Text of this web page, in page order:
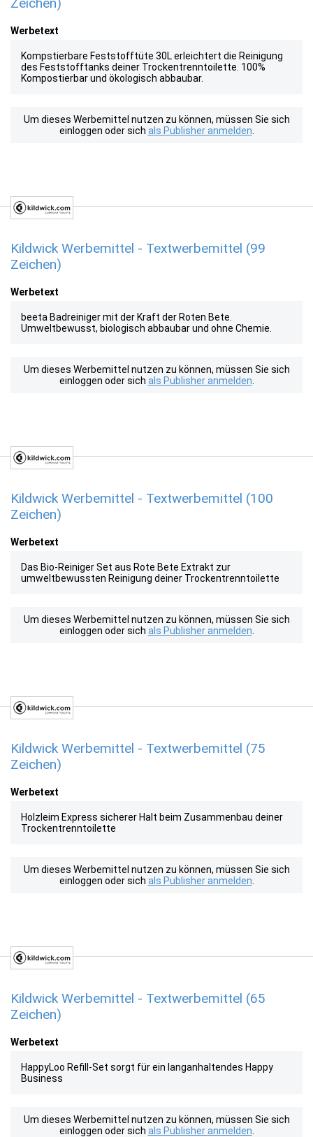
Werbetext
Kompstierbare Feststofftüte 30L erleichtert die Reinigung
des Feststofftanks deiner Trockentrenntoilette. 100%
Kompostierbar und ökologisch abbaubar.
Um dieses Werbemittel nutzen zu können, müssen Sie sich
einloggen oder sich als Publisher anmelden
Kildwick Werbemittel - Textwerbemittel (99
Zeichen)
Werbetext
beeta Badreiniger mit der Kraft der Roten Bete.
Umweltbewusst, biologisch abbaubar und ohne Chemie.
Um dieses Werbemittel nutzen zu können, müssen Sie sich
einloggen oder sich als Publisher anmelden
Kildwick Werbemittel - Textwerbemittel (100
Zeichen)
Werbetext
Das Bio-Reiniger Set aus Rote Bete Extrakt zur
umweltbewussten Reinigung deiner Trockentrenntoilette
Um dieses Werbemittel nutzen zu können, müssen Sie sich
einloggen oder sich als Publisher anmelden
Kildwick Werbemittel - Textwerbemittel (75
Zeichen)
Werbetext
Holzleim Express sicherer Halt beim Zusammenbau deiner
Trockentrenntoilette
Um dieses Werbemittel nutzen zu können, müssen Sie sich
einloggen oder sich als Publisher anmelden
Kildwick Werbemittel - Textwerbemittel (65
Zeichen)
Werbetext
HappyLoo Refill-Set sorgt für ein langanhaltendes Happy
Business
Um dieses Werbemittel nutzen zu können, müssen Sie sich
einloggen oder sich als Publisher anmelden